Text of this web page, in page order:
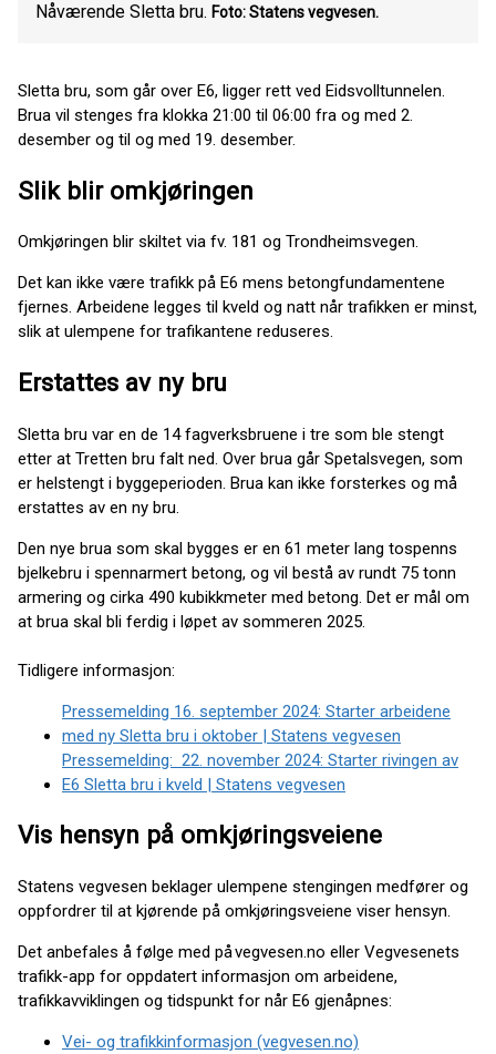
Nåværende Sletta bru. Foto: Statens vegvesen.
Sletta bru, som går over E6, ligger rett ved Eidsvolltunnelen.
Brua vil stenges fra klokka 21:00 til 06:00 fra og med 2.
desember og til og med 19. desember.
Slik blir omkjøringen
Omkjøringen blir skiltet via fv. 181 og Trondheimsvegen.
Det kan ikke være trafikk på E6 mens betongfundamentene
fjernes. Arbeidene legges til kveld og natt når trafikken er minst,
slik at ulempene for trafikantene reduseres.
Erstattes av ny bru
Sletta bru var en de 14 fagverksbruene i tre som ble stengt
etter at Tretten bru falt ned. Over brua går Spetalsvegen, som
er helstengt i byggeperioden. Brua kan ikke forsterkes og må
erstattes av en ny bru.
Den nye brua som skal bygges er en 61 meter lang tospenns
bjelkebru i spennarmert betong, og vil bestå av rundt 75 tonn
armering og cirka 490 kubikkmeter med betong. Det er mål om
at brua skal bli ferdig i løpet av sommeren 2025.
Tidligere informasjon:
Pressemelding 16. september 2024: Starter arbeidene
med ny Sletta bru i oktober | Statens vegvesen
Pressemelding: 22. november 2024: Starter rivingen av
E6 Sletta bru i kveld | Statens vegvesen
Vis hensyn på omkjøringsveiene
Statens vegvesen beklager ulempene stengingen medfører og
oppfordrer til at kjørende på omkjøringsveiene viser hensyn.
Det anbefales å følge med på vegvesen.no eller Vegvesenets
trafikk-app for oppdatert informasjon om arbeidene,
trafikkavviklingen og tidspunkt for når E6 gjenåpnes:
Vei- og trafikkinformasjon (vegvesen.no)